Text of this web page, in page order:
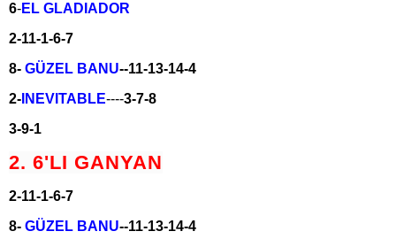
6-EL GLADIADOR
2-11-1-6-7
8- GÜZEL BANU--11-13-14-4
2- INEVITABLE----3-7-8
3-9-1
2. 6'LI GANYAN
2-11-1-6-7
8- GÜZEL BANU--11-13-14-4